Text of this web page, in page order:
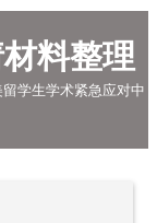
料整理
留学生学术紧急应对中